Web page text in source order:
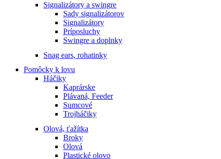
Signalizátory a swingre
Sady signalizátorov
Signalizátory
Príposluchy
Swingre a doplnky
Snag ears, rohatinky
Pomôcky k lovu
Háčiky
Kaprárske
Plávaná, Feeder
Sumcové
Trojháčiky
Olová, ťažítka
Broky
Olová
Plastické olovo